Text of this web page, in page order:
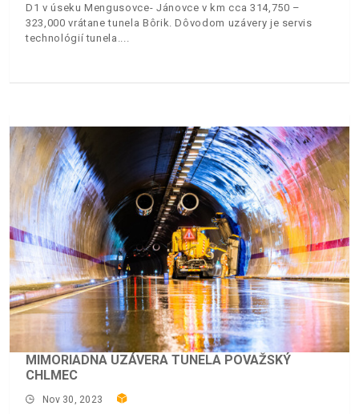
D1 v úseku Mengusovce- Jánovce v km cca 314,750 –
323,000 vrátane tunela Bôrik. Dôvodom uzávery je servis
technológií tunela.
MIMORIADNA UZÁVERA TUNELA POVAŽSKÝ
CHLMEC
Nov 30, 2023